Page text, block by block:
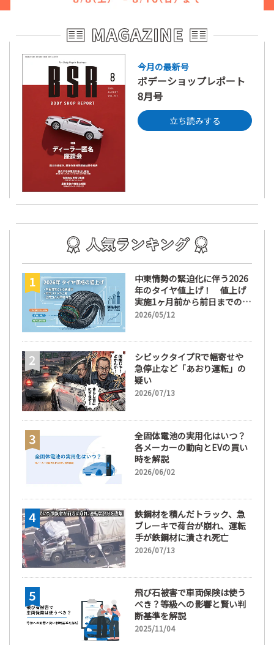
今月の最新号
ボデーショップレポート
8月号
立ち読みする
中東情勢の緊迫化に伴う2026
年のタイヤ値上げ！ 値上げ
実施1ヶ月前から前日までの期
間が販売において極めて重要
2026/05/12
シビックタイプRで幅寄せや
急停止など「あおり運転」の
疑い
2026/07/13
全固体電池の実用化はいつ？
各メーカーの動向とEVの買い
時を解説
2026/06/02
鉄鋼材を積んだトラック、急
ブレーキで荷台が崩れ、運転
手が鉄鋼材に潰され死亡
2026/07/13
飛び石被害で車両保険は使う
べき？等級への影響と賢い判
断基準を解説
2025/11/04